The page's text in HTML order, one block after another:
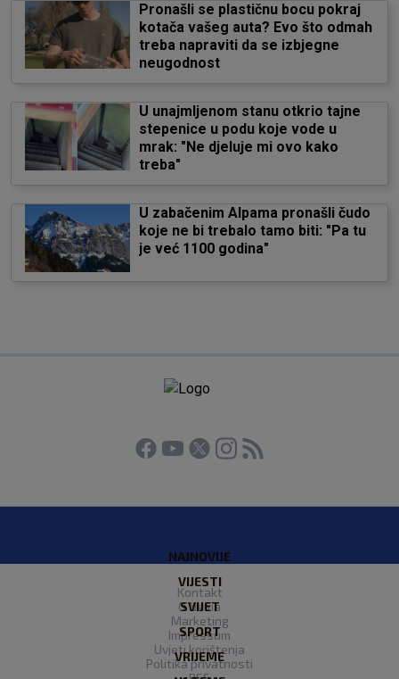
Pronašli se plastičnu bocu pokraj
kotača vašeg auta? Evo što odmah
treba napraviti da se izbjegne
neugodnost
U unajmljenom stanu otkrio tajne
stepenice u podu koje vode u
mrak: "Ne djeluje mi ovo kako
treba"
U zabačenim Alpama pronašli čudo
koje ne bi trebalo tamo biti: "Pa tu
je već 1100 godina"
NAJNOVIJE
VIJESTI
SVIJET
SPORT
VRIJEME
Kontakt
O Nama
Marketing
Impressum
Uvjeti korištenja
Politika privatnosti